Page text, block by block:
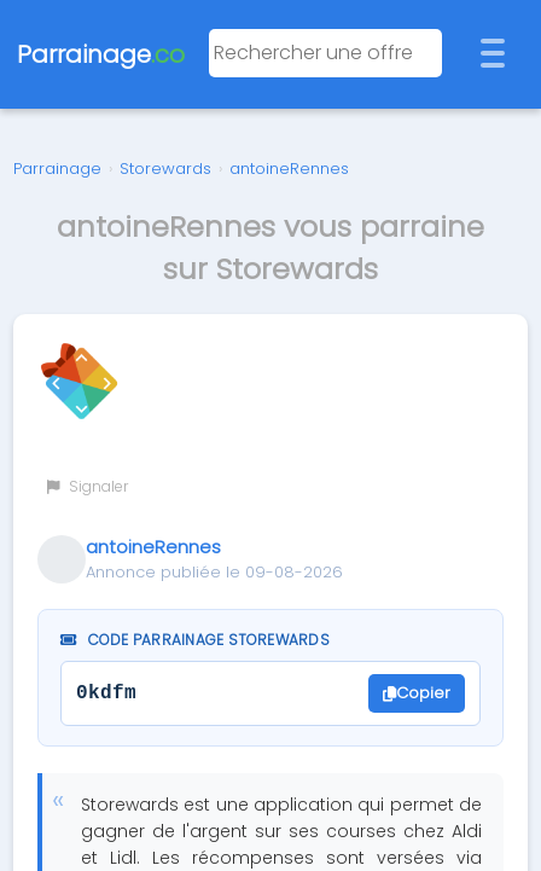
Parrainage.co
Parrainage › Storewards › antoineRennes
antoineRennes vous parraine
sur Storewards
Signaler
antoineRennes
Annonce publiée le 09-08-2026
CODE PARRAINAGE STOREWARDS
0kdfm Copier
Storewards est une application qui permet de
gagner de l'argent sur ses courses chez Aldi
et Lidl. Les récompenses sont versées via